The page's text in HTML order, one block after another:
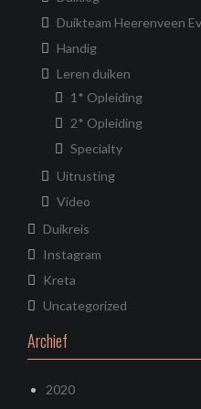
Duikteam Heerenveen
Handig
Leren duiken
1* Opleiding
2* Opleiding
Specialty
Uitrusting
Video
Duikreis
Instagram
Kreta
Uncategorized
Archief
2020